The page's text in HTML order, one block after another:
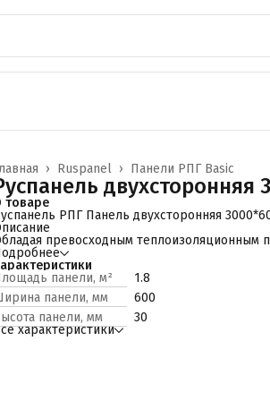
Панели РПГ Basic
Ruspanel ›
›
двухсторонняя
товаре
РПГ Панель двухсторонняя
превосходным теплоизоляционным
и сто процентными
функциональность панели RPG
изоляционного материала.
специалистов в проектировании и
инструментом воплощения самых
RPG Basic наделенные легким весом,
свойствами, способностями
надежные закругленные конструкции,
панели, м²
1.8
панели, мм
600
панели, мм
30
характеристики